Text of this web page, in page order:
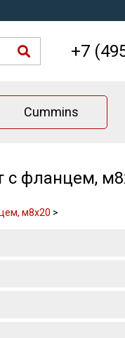
+7
Cummins
с фланцем,
м8х20 >